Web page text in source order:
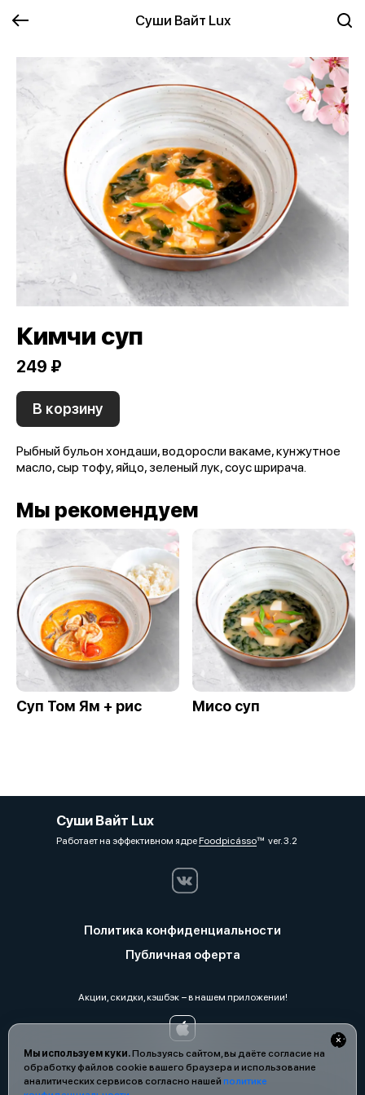
Суши Вайт Lux
Мы используем куки.Пользуясь сайтом, вы даёте согласие на
обработку файлов cookie вашего браузера и использование
аналитических сервисов согласно нашей политике
Кимчи суп
249 ₽
В корзину
Рыбный бульон хондаши, водоросли вакаме, кунжутное
масло, сыр тофу, яйцо, зеленый лук, соус шрирача.
Мы рекомендуем
Суп Том Ям + рис Мисо суп
Суши Вайт Lux
Работает на эффективном ядреFoodpicássover. 3.2
Политика конфиденциальности
Публичная оферта
Акции, скидки, кэшбэк − в нашем приложении!